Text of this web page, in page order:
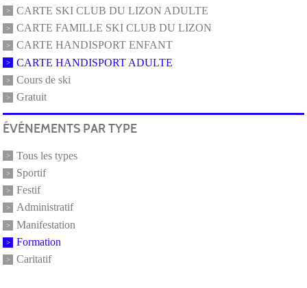
CARTE SKI CLUB DU LIZON ADULTE
CARTE FAMILLE SKI CLUB DU LIZON
CARTE HANDISPORT ENFANT
CARTE HANDISPORT ADULTE
Cours de ski
Gratuit
ÉVÉNEMENTS PAR TYPE
Tous les types
Sportif
Festif
Administratif
Manifestation
Formation
Caritatif